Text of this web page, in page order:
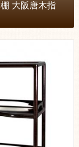
大阪唐木指